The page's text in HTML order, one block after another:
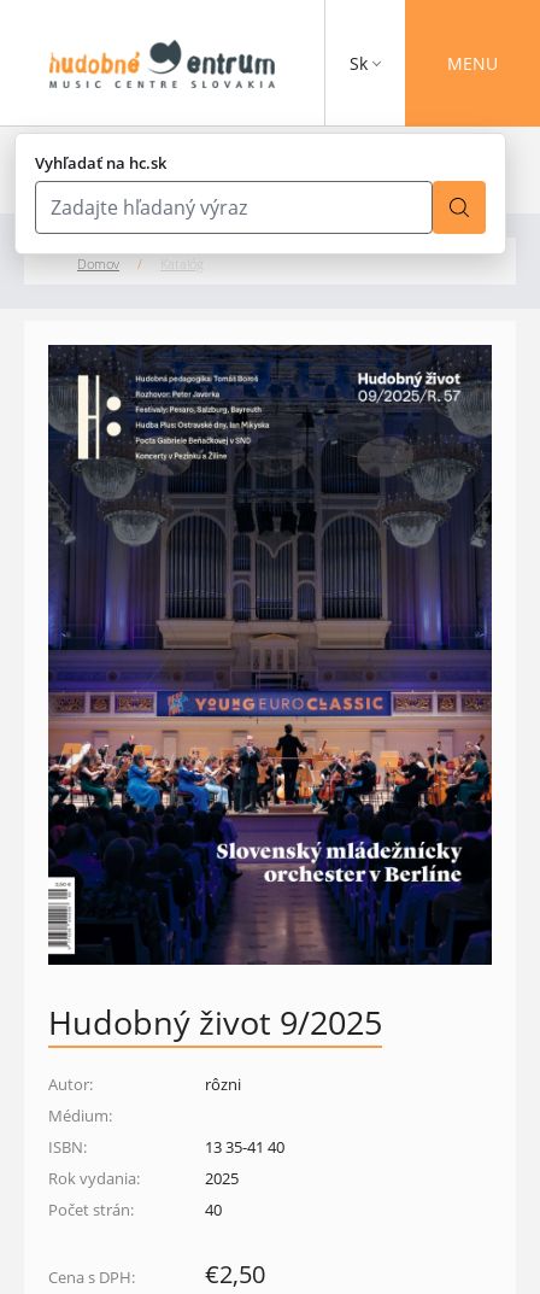
Vyhľadať na hc.sk
Sk MENU
Domov / Katalóg
Hudobný život 9/2025
Autor:
rôzni
Médium:
ISBN:
13 35-41 40
Rok vydania:
2025
Počet strán:
40
Cena s DPH: €2,50